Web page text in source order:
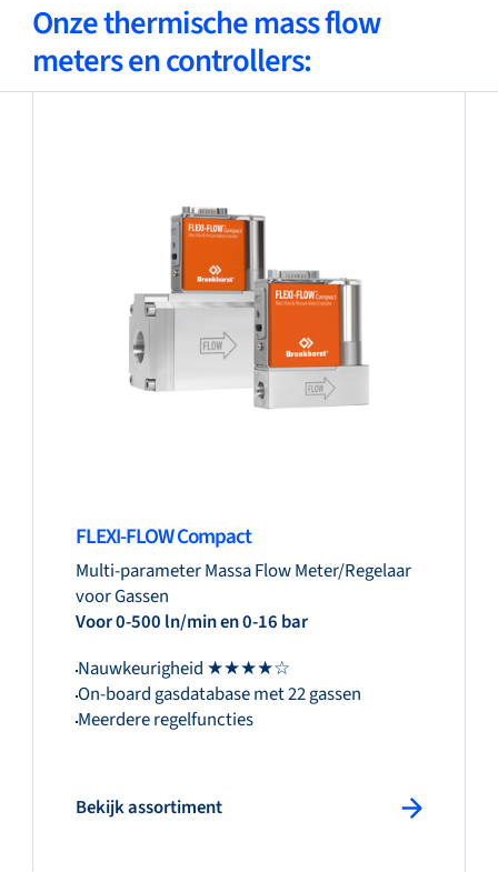
Neem contact op
Onze thermische mass flow
meters en controllers:
FLEXI-FLOW Compact
Multi-parameter Massa Flow Meter/Regelaar
voor Gassen
Voor 0-500 ln/min en 0-16 bar
Nauwkeurigheid ★★★★☆
On-board gasdatabase met 22 gassen
Meerdere regelfuncties
Bekijk assortiment